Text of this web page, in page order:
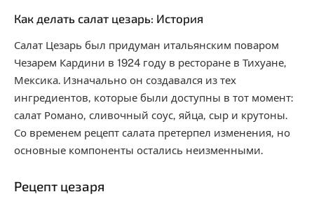
Как делать салат цезарь: История
Салат Цезарь был придуман итальянским поваром
Чезарем Кардини в 1924 году в ресторане в Тихуане,
Мексика. Изначально он создавался из тех
ингредиентов, которые были доступны в тот момент:
салат Романо, сливочный соус, яйца, сыр и крутоны.
Со временем рецепт салата претерпел изменения, но
основные компоненты остались неизменными.
Рецепт цезаря